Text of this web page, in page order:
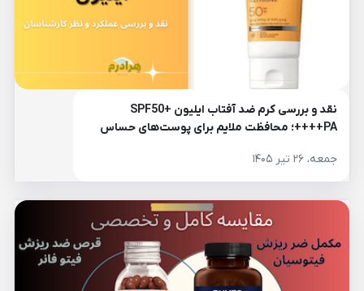
نقد و بررسی کرم ضد آفتاب ایلیون SPF50+
PA++++؛ محافظت ملایم برای پوست‌های حساس
جمعه، ۲۶ تیر ۱۴۰۵